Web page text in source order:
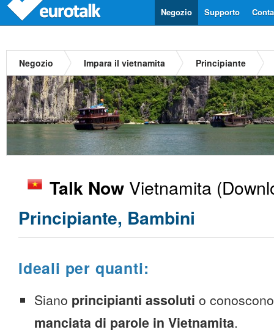
Supporto
Negozio
Negozio Impara il vietnamita Principiante
Talk Now Vietnamita
Principiante, Bambini
Ideali per quanti:
Siano principianti assoluti o
manciata di parole in Vietnamita.